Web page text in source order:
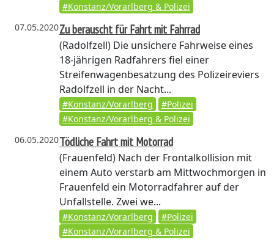
#Konstanz/Vorarlberg & Polizei
07.05.2020Zu berauscht für Fahrt mit Fahrrad
(Radolfzell)Die unsichere Fahrweise eines
18-jährigen Radfahrers fiel einer
Streifenwagenbesatzung des Polizeireviers
Radolfzell in der Nacht...
#Konstanz/Vorarlberg
#Polizei
#Konstanz/Vorarlberg & Polizei
06.05.2020Tödliche Fahrt mit Motorrad
(Frauenfeld)Nach der Frontalkollision mit
einem Auto verstarb am Mittwochmorgen in
Frauenfeld ein Motorradfahrer auf der
Unfallstelle. Zwei we...
#Konstanz/Vorarlberg
#Polizei
#Konstanz/Vorarlberg & Polizei